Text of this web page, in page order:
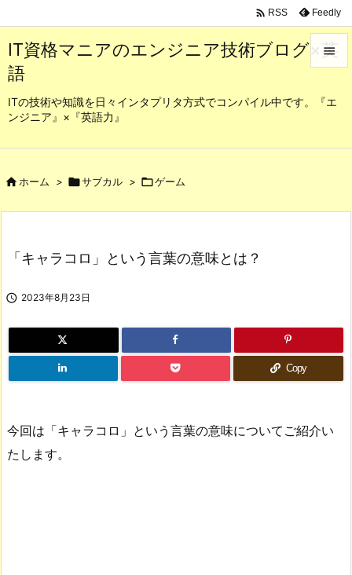
IT資格マニアのエンジニア技術ブログ×英
語
ITの技術や知識を日々インタプリタ方式でコンパイル中です。『エ
ンジニア』×『英語力』

メニュ
 RSS Feedly
ホーム > サブカル > ゲーム
「キャラコロ」という言葉の意味とは？
 2023年8月23日
Copy
今回は「キャラコロ」という言葉の意味についてご紹介い
たします。